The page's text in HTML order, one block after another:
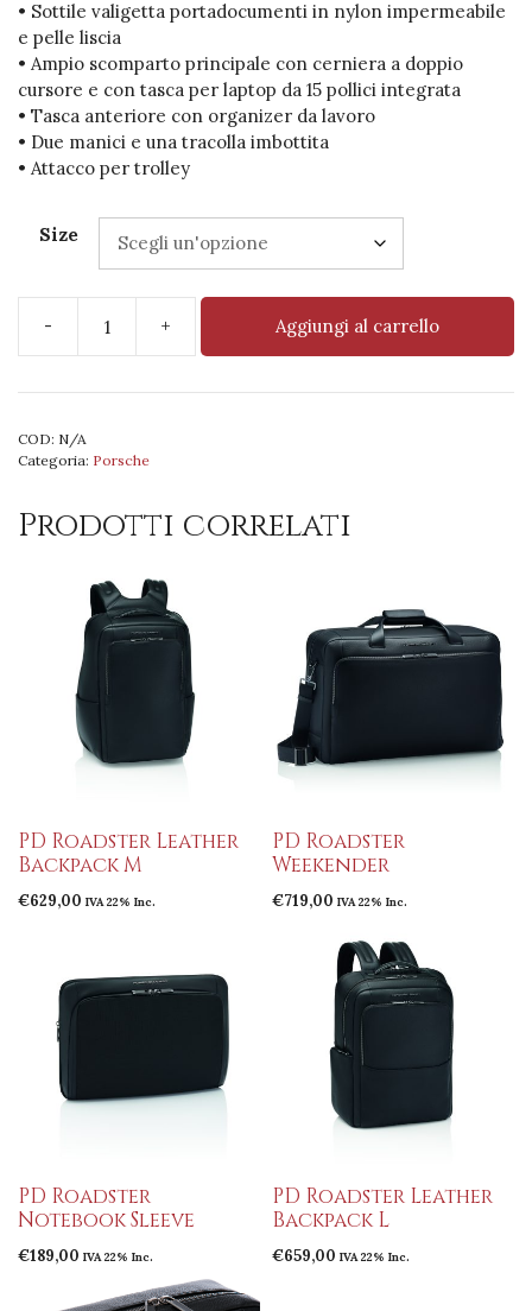
• Sottile valigetta portadocumenti in nylon impermeabile
e pelle liscia
• Ampio scomparto principale con cerniera a doppio
cursore e con tasca per laptop da 15 pollici integrata
• Tasca anteriore con organizer da lavoro
• Due manici e una tracolla imbottita
• Attacco per trolley
Size
-
Roadster
Briefcase
+ Aggiungi al carrello
COD: N/A
Categoria: Porsche
Prodotti correlati
PD Roadster Leather
Backpack M
€629,00 IVA 22% Inc.
PD Roadster
Weekender
€719,00 IVA 22% Inc.
PD Roadster
Notebook Sleeve
€189,00 IVA 22% Inc.
PD Roadster Leather
Backpack L
€659,00 IVA 22% Inc.